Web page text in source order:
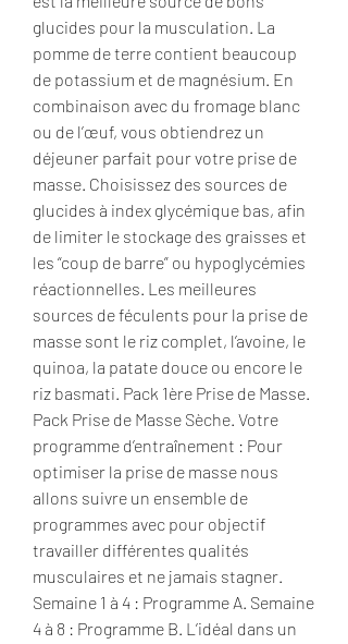
glucides pour la musculation. La
pomme de terre contient beaucoup
de potassium et de magnésium. En
combinaison avec du fromage blanc
ou de l’œuf, vous obtiendrez un
déjeuner parfait pour votre prise de
masse. Choisissez des sources de
glucides à index glycémique bas, afin
de limiter le stockage des graisses et
les “coup de barre” ou hypoglycémies
réactionnelles. Les meilleures
sources de féculents pour la prise de
masse sont le riz complet, l’avoine, le
quinoa, la patate douce ou encore le
riz basmati. Pack 1ère Prise de Masse.
Pack Prise de Masse Sèche. Votre
programme d’entraînement : Pour
optimiser la prise de masse nous
allons suivre un ensemble de
programmes avec pour objectif
travailler différentes qualités
musculaires et ne jamais stagner.
Semaine 1 à 4 : Programme A. Semaine
4 à 8 : Programme B. L’idéal dans un